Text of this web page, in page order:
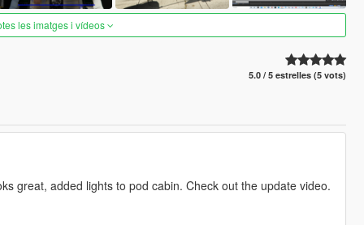
les imatges i vídeos
5.0 / 5 estrelles (5 vots)
great, added lights to pod cabin. Check out the update video.